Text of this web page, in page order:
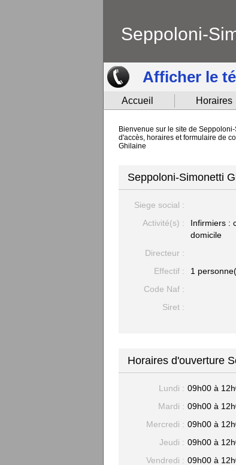
Seppoloni-
Afficher le
Accueil Horaires
Bienvenue sur le site de
d'accès, horaires et formulaire de
Ghilaine
Seppoloni-Simonetti
Siege social :
Activité(s) :
Infirmiers :
domicile
Directeur :
Effectif :
1
Code Naf :
Siret :
Horaires d'ouverture
Lundi : 09h00 à
Mardi : 09h00 à
Mercredi : 09h00 à
Jeudi : 09h00 à
Vendredi : 09h00 à